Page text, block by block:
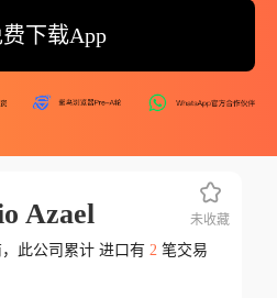
下载App
Azael
此公司累计 进口有 2笔交易
未收藏